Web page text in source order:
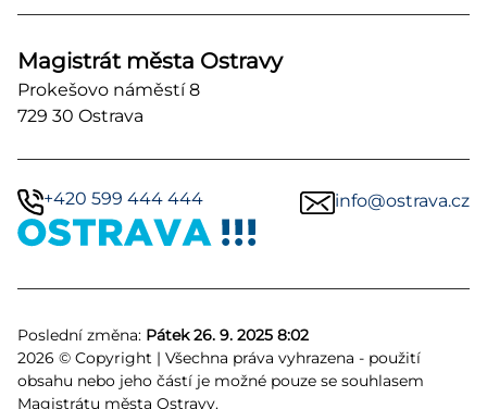
Magistrát města Ostravy
Prokešovo náměstí 8
729 30 Ostrava
+420 599 444 444 info@ostrava.cz
Poslední změna: Pátek 26. 9. 2025 8:02
2026 © Copyright | Všechna práva vyhrazena - použití
obsahu nebo jeho částí je možné pouze se souhlasem
Magistrátu města Ostravy.